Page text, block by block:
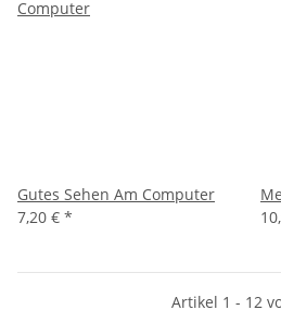
Gutes Sehen Am Computer
7,20 € *
Artikel 1 - 12